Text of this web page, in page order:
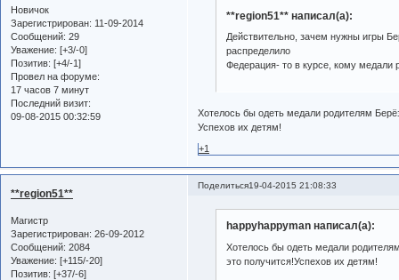
Новичок
Зарегистрирован: 11-09-2014
Сообщений: 29
Уважение: [+3/-0]
Позитив: [+4/-1]
Провел на форуме:
17 часов 7 минут
Последний визит:
09-08-2015 00:32:59
**region51** написал(а):
Действительно, зачем нужны игры
распределило
Федерация- то в курсе, кому медали
Хотелось бы одеть медали родителям
Успехов их детям!
+1
Поделиться19-04-2015 21:08:33
**region51**
Магистр
Зарегистрирован: 26-09-2012
Сообщений: 2084
Уважение: [+115/-20]
Позитив: [+37/-6]
happyhappyman написал(а):
Хотелось бы одеть медали
это получится!Успехов их детям!